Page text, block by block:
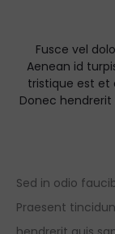
Fusce vel
Aenean id
tristique est et
Donec
Sed in odio
Praesent